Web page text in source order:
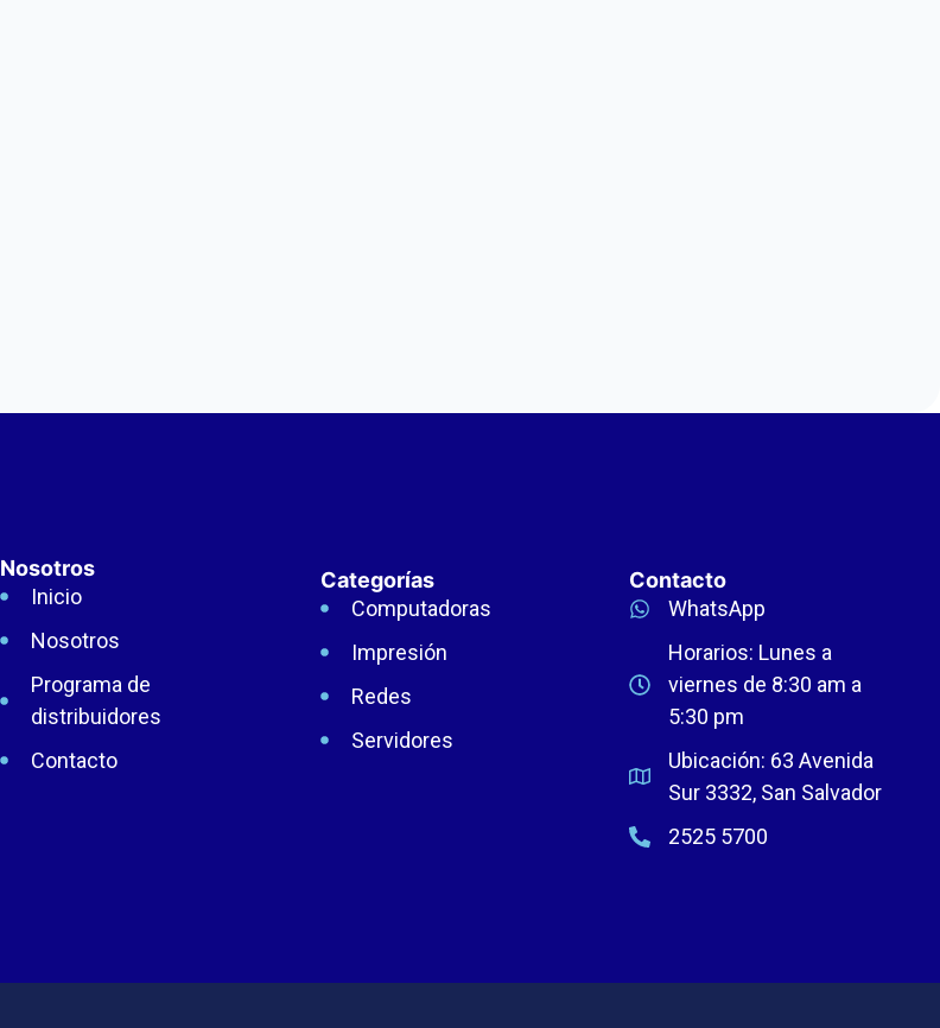
Nosotros
Inicio
Nosotros
Programa de
distribuidores
Contacto
Categorías
Computadoras
Impresión
Redes
Servidores
Contacto
WhatsApp
Horarios: Lunes a
viernes de 8:30 am a
5:30 pm
Ubicación: 63 Avenida
Sur 3332, San Salvador
2525 5700